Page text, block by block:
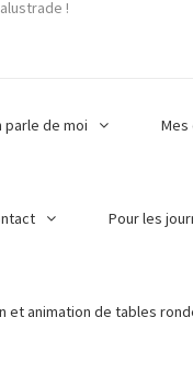
!
parle de moi Mes
Pour les
et animation de tables